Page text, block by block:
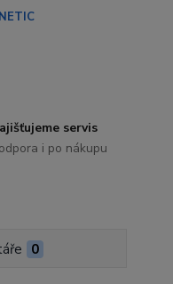
servis
i po nákupu
0